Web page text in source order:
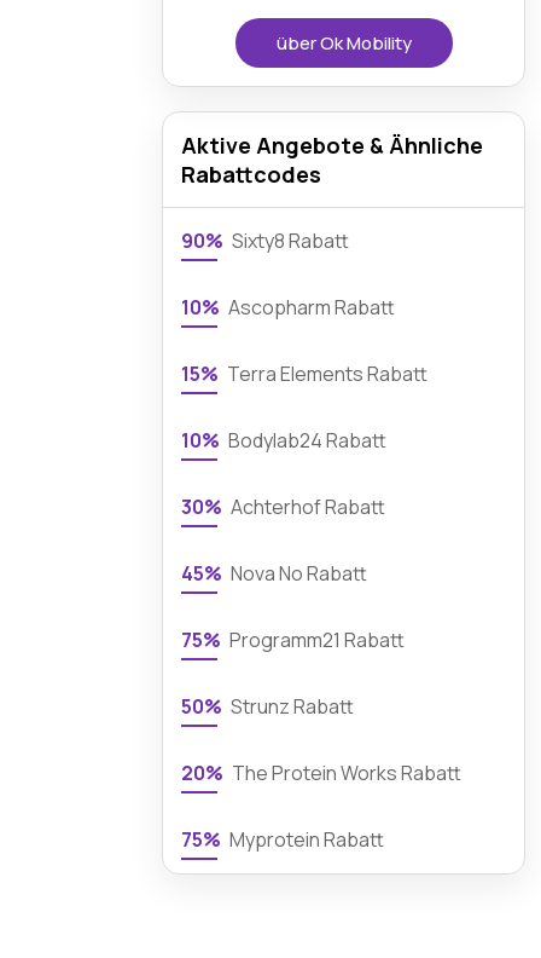
über Ok Mobility
Aktive Angebote & Ähnliche
Rabattcodes
90% Sixty8 Rabatt
10% Ascopharm Rabatt
15% Terra Elements Rabatt
10% Bodylab24 Rabatt
30% Achterhof Rabatt
45% Nova No Rabatt
75% Programm21 Rabatt
50% Strunz Rabatt
20% The Protein Works Rabatt
75% Myprotein Rabatt